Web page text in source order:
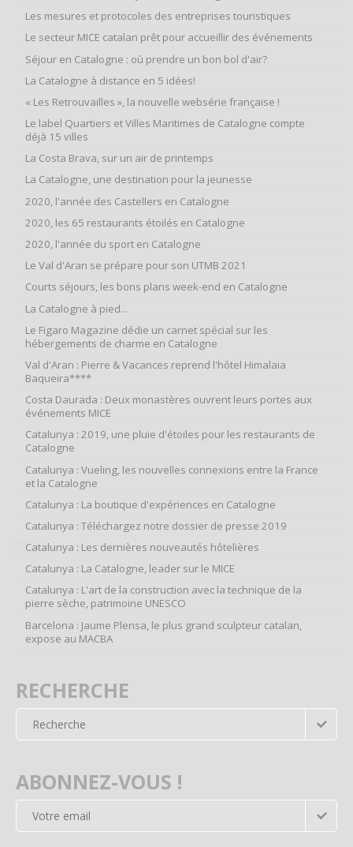
Les mesures et protocoles des entreprises touristiques
Le secteur MICE catalan prêt pour accueillir des événements
Séjour en Catalogne : où prendre un bon bol d'air?
La Catalogne à distance en 5 idées!
« Les Retrouvailles », la nouvelle websérie française !
Le label Quartiers et Villes Maritimes de Catalogne compte
déjà 15 villes
La Costa Brava, sur un air de printemps
La Catalogne, une destination pour la jeunesse
2020, l'année des Castellers en Catalogne
2020, les 65 restaurants étoilés en Catalogne
2020, l'année du sport en Catalogne
Le Val d'Aran se prépare pour son UTMB 2021
Courts séjours, les bons plans week-end en Catalogne
La Catalogne à pied...
Le Figaro Magazine dédie un carnet spécial sur les
hébergements de charme en Catalogne
Val d'Aran : Pierre & Vacances reprend l'hôtel Himalaia
Baqueira****
Costa Daurada : Deux monastères ouvrent leurs portes aux
événements MICE
Catalunya : 2019, une pluie d'étoiles pour les restaurants de
Catalogne
Catalunya : Vueling, les nouvelles connexions entre la France
et la Catalogne
Catalunya : La boutique d'expériences en Catalogne
Catalunya : Téléchargez notre dossier de presse 2019
Catalunya : Les dernières nouveautés hôtelières
Catalunya : La Catalogne, leader sur le MICE
Catalunya : L'art de la construction avec la technique de la
pierre sèche, patrimoine UNESCO
Barcelona : Jaume Plensa, le plus grand sculpteur catalan,
expose au MACBA
RECHERCHE
ABONNEZ-VOUS !